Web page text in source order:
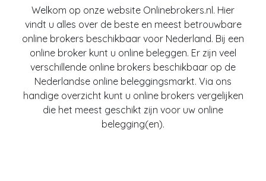
Welkom op onze website Onlinebrokers.nl. Hier
vindt u alles over de beste en meest betrouwbare
online brokers beschikbaar voor Nederland. Bij een
online broker kunt u online beleggen. Er zijn veel
verschillende online brokers beschikbaar op de
Nederlandse online beleggingsmarkt. Via ons
handige overzicht kunt u online brokers vergelijken
die het meest geschikt zijn voor uw online
belegging(en).